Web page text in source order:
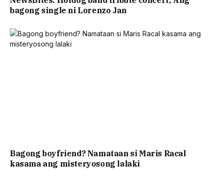
bagong single ni Lorenzo Jan
Bagong boyfriend? Namataan si Maris Racal
kasama ang misteryosong lalaki